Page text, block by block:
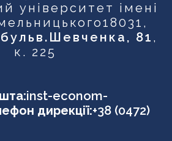
університет імені
18031,
81 ,
к. 225
inst-econom-
дирекції:+38 (0472)